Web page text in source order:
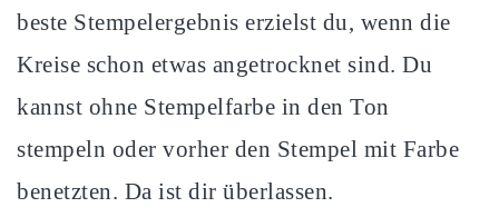
beste Stempelergebnis erzielst du, wenn die
Kreise schon etwas angetrocknet sind. Du
kannst ohne Stempelfarbe in den Ton
stempeln oder vorher den Stempel mit Farbe
benetzten. Da ist dir überlassen.